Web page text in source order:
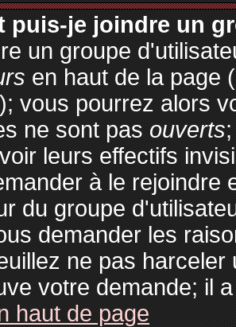
puis-je joindre un
un groupe
en haut de la page
vous pourrez alors
ne sont pasouverts
leurs effectifs
à le rejoindre
du groupe
demander les
ne pas
votre demande; il
haut de page